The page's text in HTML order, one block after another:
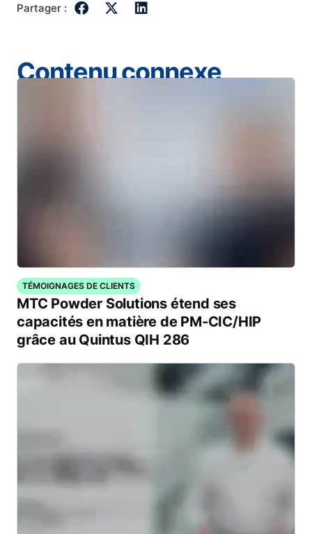
Partager :
Contenu connexe
TÉMOIGNAGES DE CLIENTS
MTC Powder Solutions étend ses
capacités en matière de PM-CIC/HIP
grâce au Quintus QIH 286